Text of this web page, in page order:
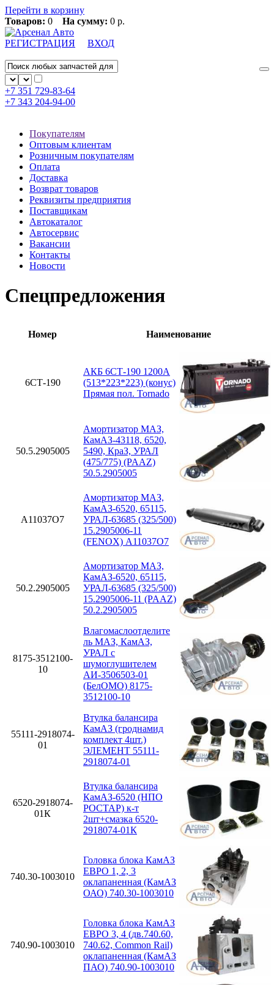
Перейти в корзину
Товаров: 0 На сумму: 0 р.
РЕГИСТРАЦИЯ ВХОД
+7 351 729-83-64
+7 343 204-94-00
Покупателям
Оптовым клиентам
Розничным покупателям
Оплата
Доставка
Возврат товаров
Реквизиты предприятия
Поставщикам
Автокаталог
Автосервис
Вакансии
Контакты
Новости
Спецпредложения
Номер Наименование
6СТ-190
АКБ 6СТ-190 1200А
(513*223*223) (конус)
Прямая пол. Tornado
50.5.2905005
Амортизатор МАЗ,
КамАЗ-43118, 6520,
5490, КраЗ, УРАЛ
(475/775) (PAAZ)
50.5.2905005
A11037O7
Амортизатор МАЗ,
КамАЗ-6520, 65115,
УРАЛ-63685 (325/500)
15.2905006-11
(FENOX) A11037O7
50.2.2905005
Амортизатор МАЗ,
КамАЗ-6520, 65115,
УРАЛ-63685 (325/500)
15.2905006-11 (PAAZ)
50.2.2905005
8175-3512100-
10
Влагомаслоотделите
ль МАЗ, КамАЗ,
УРАЛ с
шумоглушителем
АИ-3506503-01
(БелОМО) 8175-
3512100-10
55111-2918074-
01
Втулка балансира
КамАЗ (гроднамид
комплект 4шт.)
ЭЛЕМЕНТ 55111-
2918074-01
6520-2918074-
01К
Втулка балансира
КамАЗ-6520 (НПО
РОСТАР) к-т
2шт+смазка 6520-
2918074-01К
740.30-1003010
Головка блока КамАЗ
ЕВРО 1, 2, 3
оклапаненная (КамАЗ
ОАО) 740.30-1003010
740.90-1003010
Головка блока КамАЗ
ЕВРО 3, 4 (дв.740.60,
740.62, Common Rail)
оклапаненная (КамАЗ
ПАО) 740.90-1003010